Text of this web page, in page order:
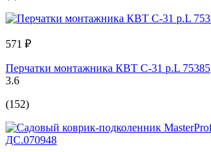
571 ₽
Перчатки монтажника КВТ С-31 р.L 75385
3.6
(152)